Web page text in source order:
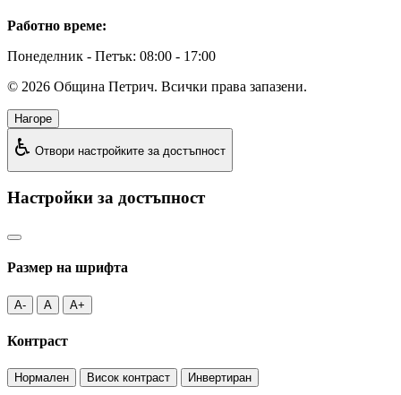
Работно време:
Понеделник - Петък: 08:00 - 17:00
© 2026 Община Петрич. Всички права запазени.
Нагоре
♿ Отвори настройките за достъпност
Настройки за достъпност
Размер на шрифта
A- A A+
Контраст
Нормален Висок контраст Инвертиран